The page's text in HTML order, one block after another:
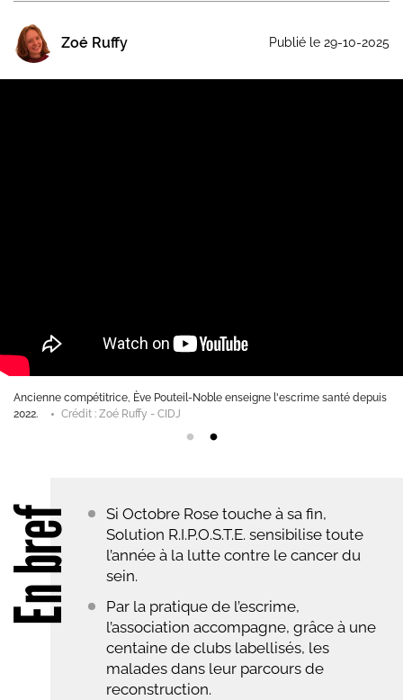
Zoé Ruffy Publié le 29-10-2025
bref
Si Octobre Rose touche à sa fin,
Solution R.I.P.O.S.T.E. sensibilise toute
l’année à la lutte contre le cancer du
sein.
Par la pratique de l’escrime,
l’association accompagne, grâce à une
centaine de clubs labellisés, les
malades dans leur parcours de
reconstruction.
Ancienne compétitrice, Ève Pouteil-Noble enseigne l'escrime santé depuis
2022.
Crédit : Zoé Ruffy - CIDJ